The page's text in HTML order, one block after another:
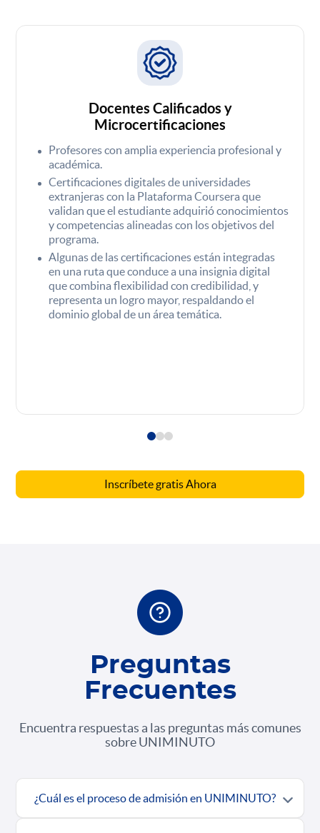
Docentes Calificados y
Microcertificaciones
Profesores con amplia experiencia profesional y
académica.
Certificaciones digitales de universidades
extranjeras con la Plataforma Coursera que
validan que el estudiante adquirió conocimientos
y competencias alineadas con los objetivos del
programa.
Algunas de las certificaciones están integradas
en una ruta que conduce a una insignia digital
que combina flexibilidad con credibilidad, y
representa un logro mayor, respaldando el
dominio global de un área temática.
Inscríbete gratis Ahora
Preguntas
Frecuentes
Encuentra respuestas a las preguntas más comunes
sobre UNIMINUTO
¿Cuál es el proceso de admisión en UNIMINUTO?